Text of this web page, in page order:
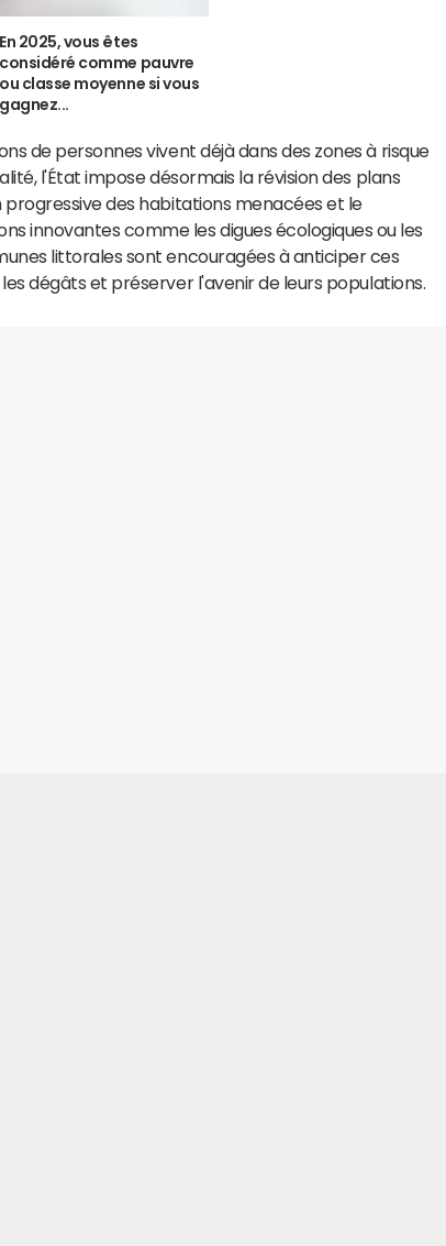
En 2025, vous êtes
considéré comme pauvre
ou classe moyenne si vous
gagnez...
de personnes vivent déjà dans des zones à risque
l'État impose désormais la révision des plans
progressive des habitations menacées et le
innovantes comme les digues écologiques ou les
littorales sont encouragées à anticiper ces
dégâts et préserver l'avenir de leurs populations.